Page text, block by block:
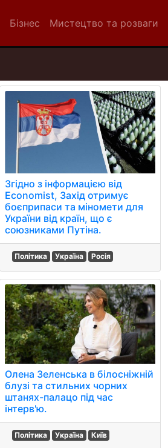
Бізнес Мистецтво та розваги
Згідно з інформацією від
Economist, Захід отримує
боєприпаси та міномети для
України від країн, що є
союзниками Путіна.
Політика Україна Росія
Олена Зеленська в білосніжній
блузі та стильних чорних
штанях-палацо під час
інтерв'ю.
Політика Україна Київ